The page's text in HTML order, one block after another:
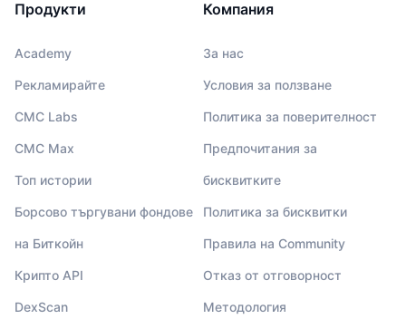
Продукти
Academy
Рекламирайте
CMC Labs
CMC Max
Топ истории
Борсово търгувани фондове
на Биткойн
Крипто API
DexScan
Компания
За нас
Условия за ползване
Политика за поверителност
Предпочитания за
бисквитките
Политика за бисквитки
Правила на Community
Отказ от отговорност
Методология